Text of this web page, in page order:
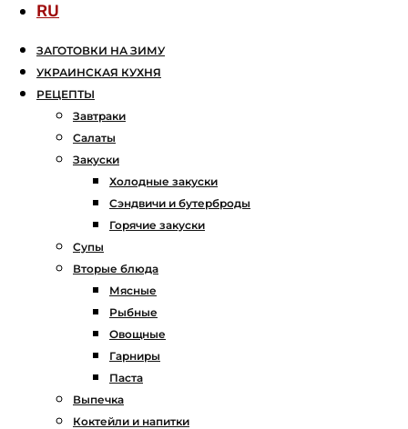
RU
ЗАГОТОВКИ НА ЗИМУ
УКРАИНСКАЯ КУХНЯ
РЕЦЕПТЫ
Завтраки
Салаты
Закуски
Холодные закуски
Сэндвичи и бутерброды
Горячие закуски
Супы
Вторые блюда
Мясные
Рыбные
Овощные
Гарниры
Паста
Выпечка
Коктейли и напитки